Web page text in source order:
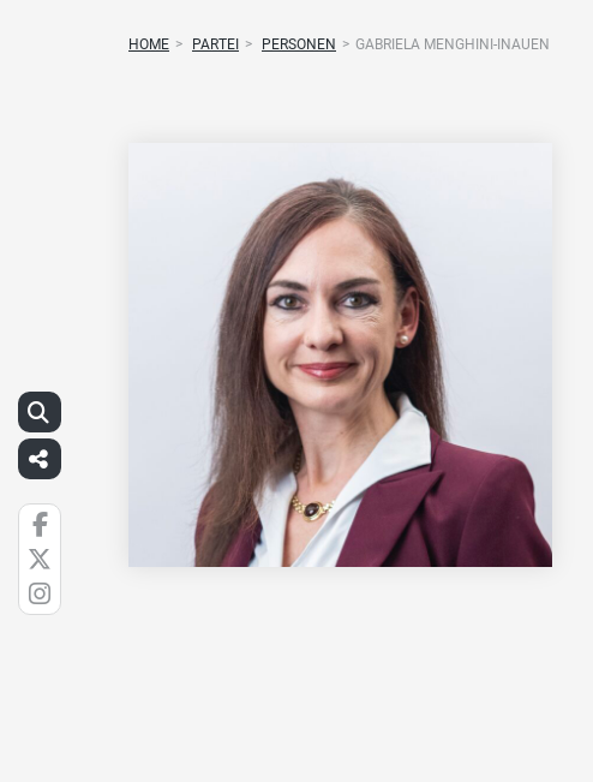
HOME > PARTEI > PERSONEN > GABRIELA MENGHINI-INAUEN